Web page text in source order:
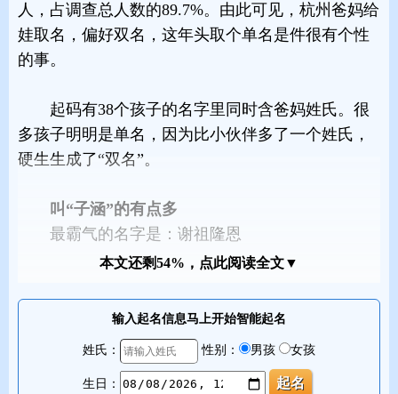
人，占调查总人数的89.7%。由此可见，杭州爸妈给
娃取名，偏好双名，这年头取个单名是件很有个性
的事。
起码有38个孩子的名字里同时含爸妈姓氏。很
多孩子明明是单名，因为比小伙伴多了一个姓氏，
硬生生成了“双名”。
叫“子涵”的有点多
最霸气的名字是：谢祖隆恩
本文还剩54%，点此阅读全文▼
输入起名信息马上开始智能起名
姓氏： 性别： 男孩 女孩
生日：